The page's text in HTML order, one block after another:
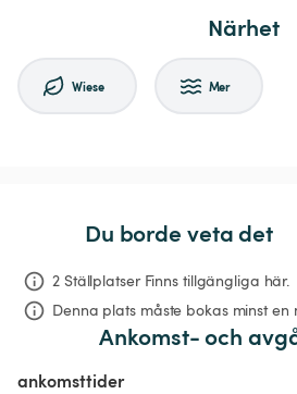
Närhet
Wiese Mer
Du borde veta det
2 Ställplatser Finns tillgängliga här.
Denna plats måste bokas minst en
Ankomst- och
ankomsttider